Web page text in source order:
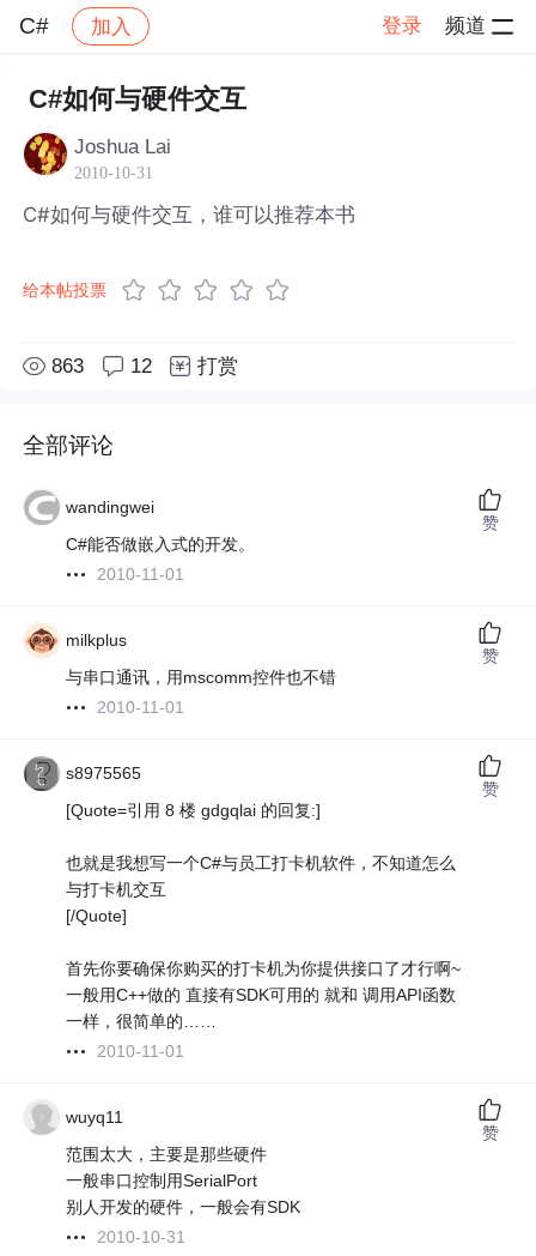
C# 加入 登录 频道
社区 C# 帖子详情
C#如何与硬件交互
Joshua Lai
2010-10-31
C#如何与硬件交互，谁可以推荐本书
给本帖投票
863 12 打赏
全部评论
wandingwei
C#能否做嵌入式的开发。
2010-11-01
赞
milkplus
与串口通讯，用mscomm控件也不错
2010-11-01
赞
s8975565
[Quote=引用 8 楼 gdgqlai 的回复:]
也就是我想写一个C#与员工打卡机软件，不知道怎么
与打卡机交互
[/Quote]
首先你要确保你购买的打卡机为你提供接口了才行啊~
一般用C++做的 直接有SDK可用的 就和 调用API函数
一样，很简单的……
2010-11-01
赞
wuyq11
范围太大，主要是那些硬件
一般串口控制用SerialPort
别人开发的硬件，一般会有SDK
2010-10-31
赞